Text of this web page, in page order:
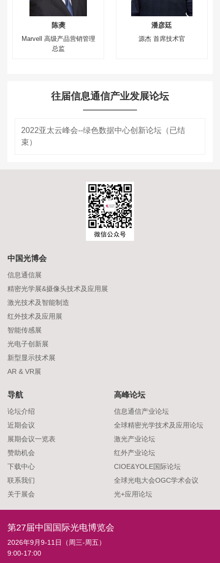
陈䶮
Marvell 高级产品营销管理
总监
潘彦廷
源杰 首席技术官
往届信息通信产业发展论坛
2022亚太云峰会--绿色数据中心创新论坛（已结
束）
中国光博会
信息通信展
精密光学展&摄像头技术及应用展
激光技术及智能制造
红外技术及应用展
智能传感展
光电子创新展
新型显示技术展
AR & VR展
导航
论坛介绍
近期会议
展期会议一览表
赞助机会
下载中心
联系我们
关于展会
高峰论坛
信息通信产业论坛
全球精密光学技术及应用论坛
激光产业论坛
红外产业论坛
CIOE&YOLE国际论坛
全球光电大会OGC学术会议
光+应用论坛
第27届中国国际光电博览会
2026年9月9-11日（周三-周五）
9:00-17:00